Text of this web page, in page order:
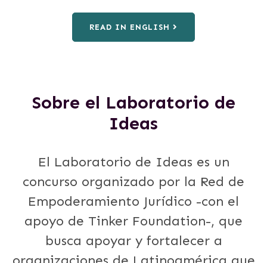
READ IN ENGLISH
Sobre el Laboratorio de
Ideas
El Laboratorio de Ideas es un
concurso organizado por la Red de
Empoderamiento Jurídico -con el
apoyo de Tinker Foundation-, que
busca apoyar y fortalecer a